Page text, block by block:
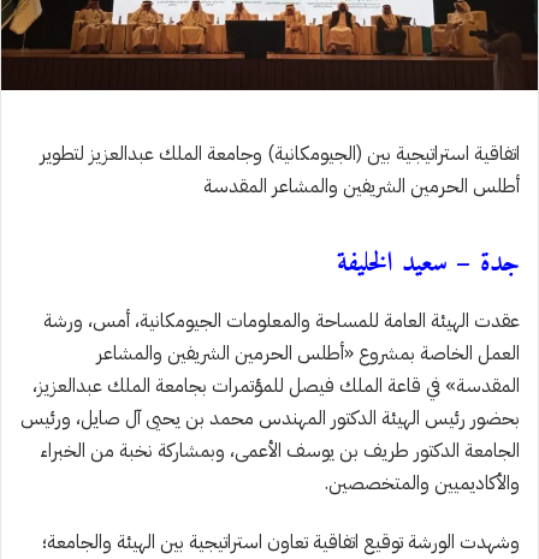
اتفاقية استراتيجية بين (الجيومكانية) وجامعة الملك عبدالعزيز لتطوير
أطلس الحرمين الشريفين والمشاعر المقدسة
جدة – سعيد الخليفة
عقدت الهيئة العامة للمساحة والمعلومات الجيومكانية، أمس، ورشة
العمل الخاصة بمشروع «أطلس الحرمين الشريفين والمشاعر
المقدسة» في قاعة الملك فيصل للمؤتمرات بجامعة الملك عبدالعزيز،
بحضور رئيس الهيئة الدكتور المهندس محمد بن يحيى آل صايل، ورئيس
الجامعة الدكتور طريف بن يوسف الأعمى، وبمشاركة نخبة من الخبراء
والأكاديميين والمتخصصين.
وشهدت الورشة توقيع اتفاقية تعاون استراتيجية بين الهيئة والجامعة؛